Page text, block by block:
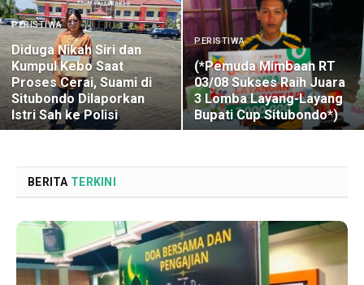
PERISTIWA
Diduga Nikah Siri dan
Kumpul Kebo Saat
Proses Cerai, Suami di
Situbondo Dilaporkan
Istri Sah ke Polisi
PERISTIWA
(*Pemuda Mimbaan RT
03/08 Sukses Raih Juara
3 Lomba Layang-Layang
Bupati Cup Situbondo*)
BERITA TERKINI